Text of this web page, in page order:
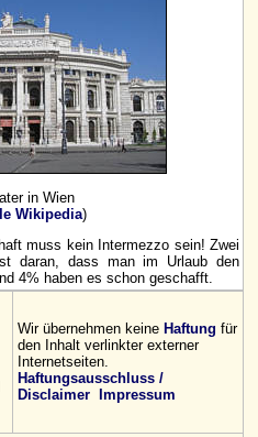
in Wien
Wikipedia)
muss kein Intermezzo sein! Zwei
daran, dass man im Urlaub den
4% haben es schon geschafft.
Wir übernehmen keine Haftung für
den Inhalt verlinkter externer
Internetseiten.
Haftungsausschluss /
Disclaimer
Impressum